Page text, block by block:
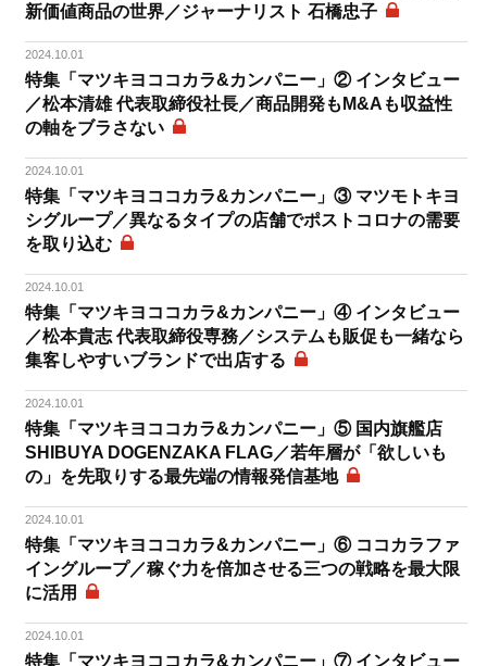
新価値商品の世界／ジャーナリスト 石橋忠子
2024.10.01
特集「マツキヨココカラ&カンパニー」② インタビュー
／松本清雄 代表取締役社長／商品開発もM&Aも収益性
の軸をブラさない
2024.10.01
特集「マツキヨココカラ&カンパニー」③ マツモトキヨ
シグループ／異なるタイプの店舗でポストコロナの需要
を取り込む
2024.10.01
特集「マツキヨココカラ&カンパニー」④ インタビュー
／松本貴志 代表取締役専務／システムも販促も一緒なら
集客しやすいブランドで出店する
2024.10.01
特集「マツキヨココカラ&カンパニー」⑤ 国内旗艦店
SHIBUYA DOGENZAKA FLAG／若年層が「欲しいも
の」を先取りする最先端の情報発信基地
2024.10.01
特集「マツキヨココカラ&カンパニー」⑥ ココカラファ
イングループ／稼ぐ力を倍加させる三つの戦略を最大限
に活用
2024.10.01
特集「マツキヨココカラ&カンパニー」⑦ インタビュー